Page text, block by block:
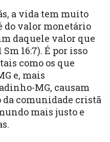
a vida tem muito
do valor monetário
daquele valor que
16:7). É por isso
como os que
e, mais
MG, causam
comunidade cristã
mais justo e